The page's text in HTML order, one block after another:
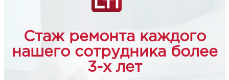
Стаж ремонта каждого
нашего сотрудника более
3-х лет